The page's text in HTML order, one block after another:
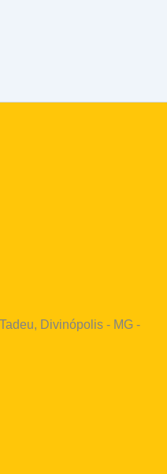
Divinópolis - MG -